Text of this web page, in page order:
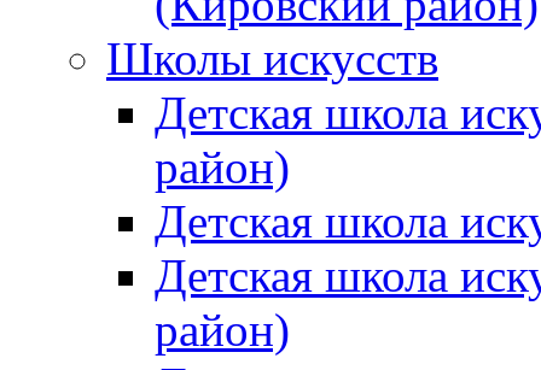
Школы искусств
Детская школа
район)
Детская школа
Детская школа
район)